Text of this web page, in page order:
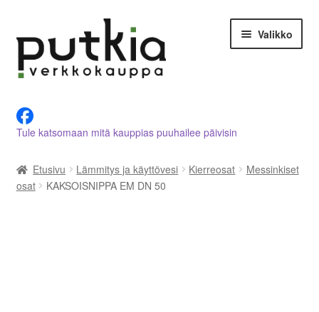
navigointiin
sisältöön
Valikko
Tietoja meistä
Asiakastilini
Tule katsomaan mitä kauppias puuhailee päivisin
Etusivu Lämmitys ja käyttövesi Kierreosat
Messinkiset
osat
KAKSOISNIPPA EM DN 50